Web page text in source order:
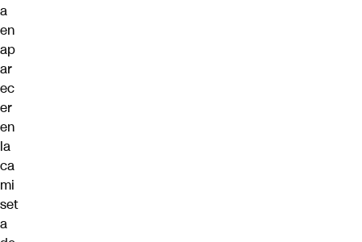
a
en
ap
ar
ec
er
en
la
ca
mi
set
a